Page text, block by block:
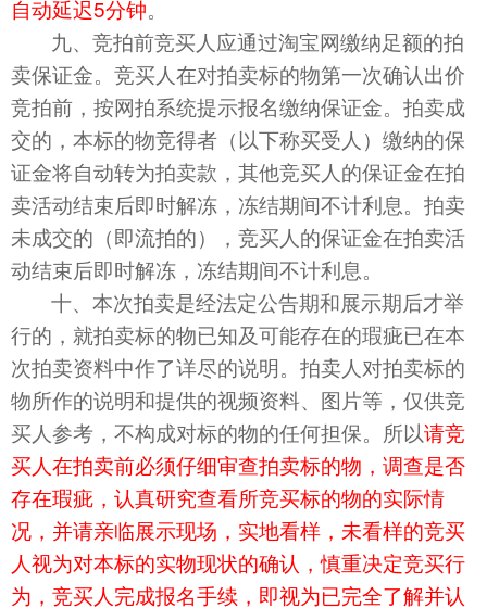
自动延迟5分钟。
九、竞拍前竞买人应通过淘宝网缴纳足额的拍
卖保证金。竞买人在对拍卖标的物第一次确认出价
竞拍前，按网拍系统提示报名缴纳保证金。拍卖成
交的，本标的物竞得者（以下称买受人）缴纳的保
证金将自动转为拍卖款，其他竞买人的保证金在拍
卖活动结束后即时解冻，冻结期间不计利息。拍卖
未成交的（即流拍的），竞买人的保证金在拍卖活
动结束后即时解冻，冻结期间不计利息。
十、本次拍卖是经法定公告期和展示期后才举
行的，就拍卖标的物已知及可能存在的瑕疵已在本
次拍卖资料中作了详尽的说明。拍卖人对拍卖标的
物所作的说明和提供的视频资料、图片等，仅供竞
买人参考，不构成对标的物的任何担保。 所以请竞
买人在拍卖前必须仔细审查拍卖标的物，调查是否
存在瑕疵，认真研究查看所竞买标的物的实际情
况，并请亲临展示现场，实地看样，未看样的竞买
人视为对本标的实物现状的确认，慎重决定竞买行
为，竞买人完成报名手续，即视为已完全了解并认